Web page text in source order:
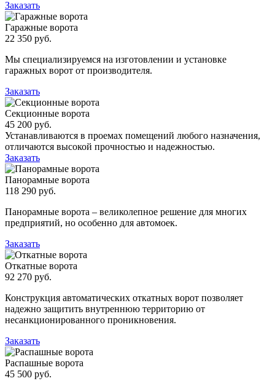
Заказать
Гаражные ворота
22 350 руб.
Мы специализируемся на изготовлении и установке
гаражных ворот от производителя.
Заказать
Секционные ворота
45 200 руб.
Устанавливаются в проемах помещений любого назначения,
отличаются высокой прочностью и надежностью.
Заказать
Панорамные ворота
118 290 руб.
Панорамные ворота – великолепное решение для многих
предприятий, но особенно для автомоек.
Заказать
Откатные ворота
92 270 руб.
Конструкция автоматических откатных ворот позволяет
надежно защитить внутреннюю территорию от
несанкционированного проникновения.
Заказать
Распашные ворота
45 500 руб.